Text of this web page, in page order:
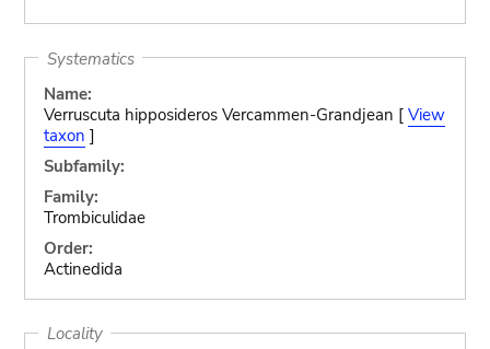
Systematics
Name:
Verruscuta hipposideros Vercammen-Grandjean [ View
taxon ]
Subfamily:
Family:
Trombiculidae
Order:
Actinedida
Locality